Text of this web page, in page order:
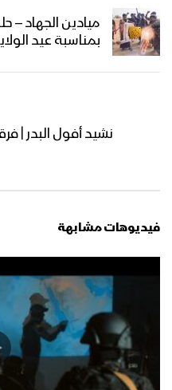
ميادين الجهاد –
بمناسبة عيد
نشيد أفول البدر | فرقة
فيديوهات مشابهة